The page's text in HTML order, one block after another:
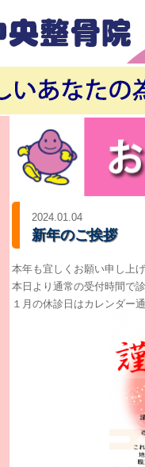
2024.01.04
新年のご挨拶
本年も宜しくお願い申し上
本日より通常の受付時間で
１月の休診日はカレンダー